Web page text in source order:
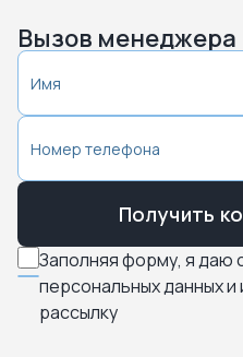
Вызов менеджера
Заполняя форму, я даю
персональных данных
рассылку
Получить